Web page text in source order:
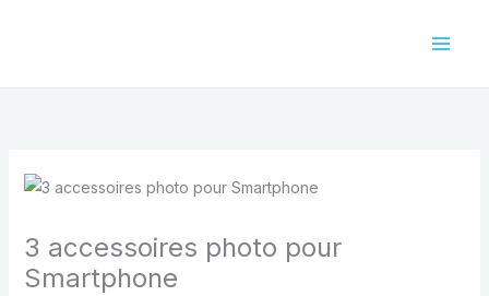
3 accessoires photo pour
Smartphone